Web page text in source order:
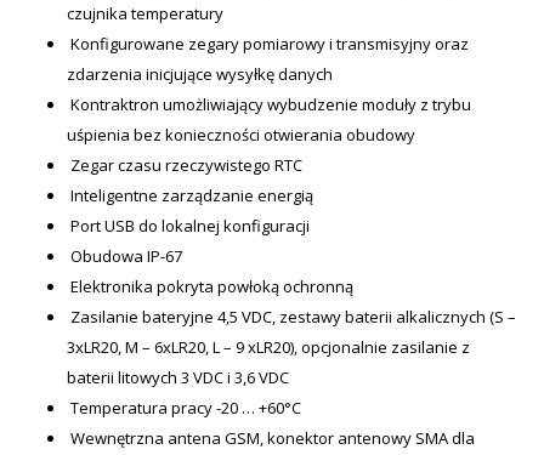
czujnika temperatury
Konfigurowane zegary pomiarowy i transmisyjny oraz
zdarzenia inicjujące wysyłkę danych
Kontraktron umożliwiający wybudzenie moduły z trybu
uśpienia bez konieczności otwierania obudowy
Zegar czasu rzeczywistego RTC
Inteligentne zarządzanie energią
Port USB do lokalnej konfiguracji
Obudowa IP-67
Elektronika pokryta powłoką ochronną
Zasilanie bateryjne 4,5 VDC, zestawy baterii alkalicznych (S –
3xLR20, M – 6xLR20, L – 9 xLR20), opcjonalnie zasilanie z
baterii litowych 3 VDC i 3,6 VDC
Temperatura pracy -20 … +60°C
Wewnętrzna antena GSM, konektor antenowy SMA dla